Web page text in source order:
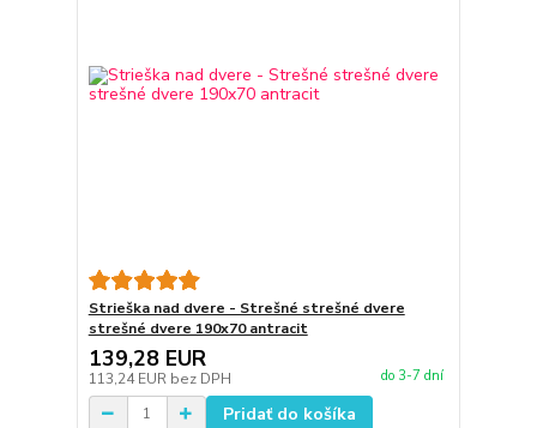
Strieška nad dvere - Strešné strešné dvere
strešné dvere 190x70 antracit
139,28 EUR
113,24 EUR bez DPH do 3-7 dní
Pridať do košíka